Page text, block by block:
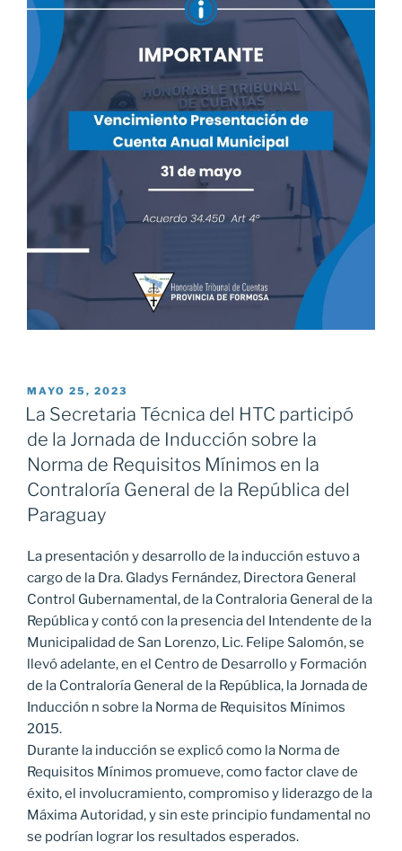
PUBLICADO
EL
MAYO 25, 2023
La Secretaria Técnica del HTC participó
de la Jornada de Inducción sobre la
Norma de Requisitos Mínimos en la
Contraloría General de la República del
Paraguay
La presentación y desarrollo de la inducción estuvo a
cargo de la Dra. Gladys Fernández, Directora General
Control Gubernamental, de la Contraloria General de la
República y contó con la presencia del Intendente de la
Municipalidad de San Lorenzo, Lic. Felipe Salomón, se
llevó adelante, en el Centro de Desarrollo y Formación
de la Contraloría General de la República, la Jornada de
Inducción n sobre la Norma de Requisitos Mínimos
2015.
Durante la inducción se explicó como la Norma de
Requisitos Mínimos promueve, como factor clave de
éxito, el involucramiento, compromiso y liderazgo de la
Máxima Autoridad, y sin este principio fundamental no
se podrían lograr los resultados esperados.